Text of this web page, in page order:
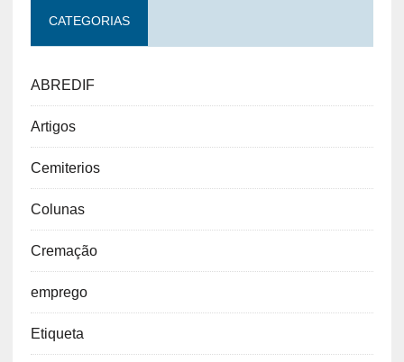
CATEGORIAS
ABREDIF
Artigos
Cemiterios
Colunas
Cremação
emprego
Etiqueta